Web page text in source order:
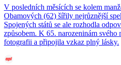
V posledních měsících se kolem
Obamových (62) šířily nejrůznější
Spojených států se ale rozhodla
způsobem. K 65. narozeninám svého
fotografii a připojila vzkaz plný lásky.